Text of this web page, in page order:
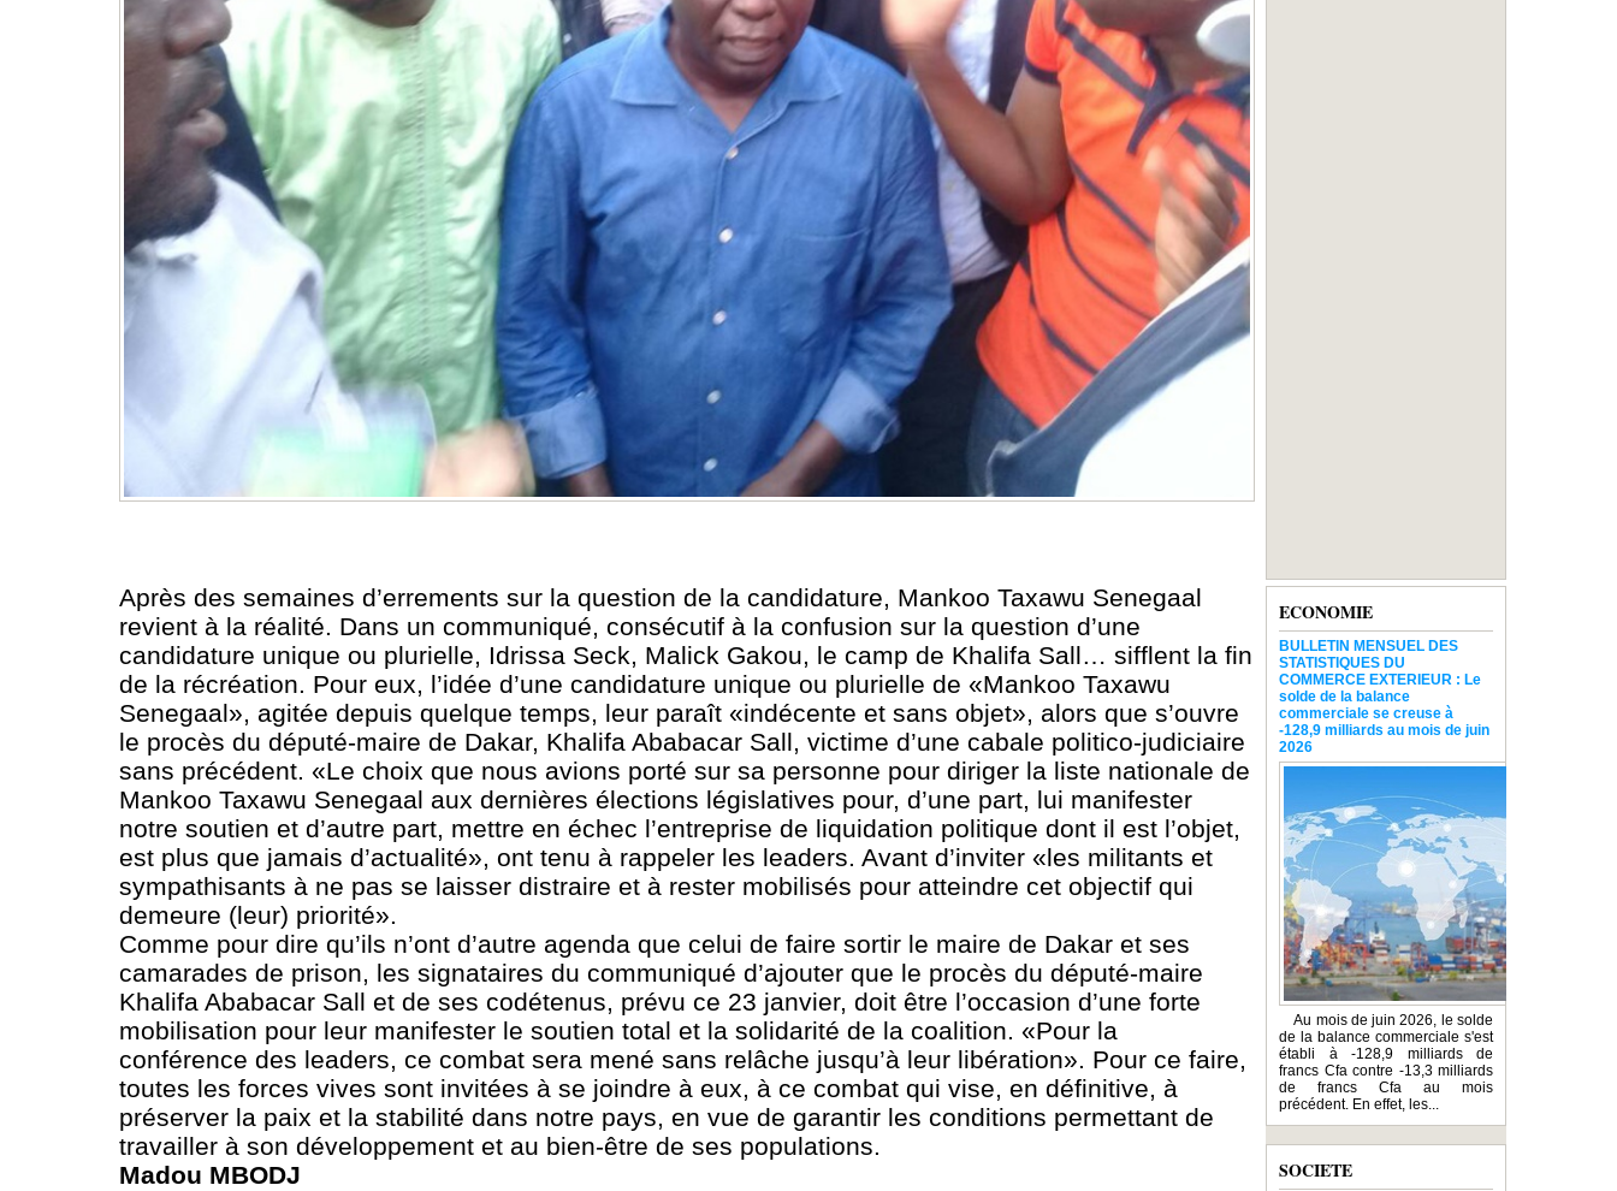
Après des semaines d’errements sur la question de la candidature, Mankoo Taxawu Senegaal
revient à la réalité. Dans un communiqué, consécutif à la confusion sur la question d’une
candidature unique ou plurielle, Idrissa Seck, Malick Gakou, le camp de Khalifa Sall… sifflent la fin
de la récréation. Pour eux, l’idée d’une candidature unique ou plurielle de «Mankoo Taxawu
Senegaal», agitée depuis quelque temps, leur paraît «indécente et sans objet», alors que s’ouvre
le procès du député-maire de Dakar, Khalifa Ababacar Sall, victime d’une cabale politico-judiciaire
sans précédent. «Le choix que nous avions porté sur sa personne pour diriger la liste nationale de
Mankoo Taxawu Senegaal aux dernières élections législatives pour, d’une part, lui manifester
notre soutien et d’autre part, mettre en échec l’entreprise de liquidation politique dont il est l’objet,
est plus que jamais d’actualité», ont tenu à rappeler les leaders. Avant d’inviter «les militants et
sympathisants à ne pas se laisser distraire et à rester mobilisés pour atteindre cet objectif qui
demeure (leur) priorité».
Comme pour dire qu’ils n’ont d’autre agenda que celui de faire sortir le maire de Dakar et ses
camarades de prison, les signataires du communiqué d’ajouter que le procès du député-maire
Khalifa Ababacar Sall et de ses codétenus, prévu ce 23 janvier, doit être l’occasion d’une forte
mobilisation pour leur manifester le soutien total et la solidarité de la coalition. «Pour la
conférence des leaders, ce combat sera mené sans relâche jusqu’à leur libération». Pour ce faire,
toutes les forces vives sont invitées à se joindre à eux, à ce combat qui vise, en définitive, à
préserver la paix et la stabilité dans notre pays, en vue de garantir les conditions permettant de
travailler à son développement et au bien-être de ses populations.
Madou MBODJ
ECONOMIE
BULLETIN MENSUEL DES
STATISTIQUES DU
COMMERCE EXTERIEUR : Le
solde de la balance
commerciale se creuse à
-128,9 milliards au mois de juin
2026
Au mois de juin 2026, le solde
de la balance commerciale s'est
établi à -128,9 milliards de
francs Cfa contre -13,3 milliards
de francs Cfa au mois
précédent. En effet, les...
SOCIETE